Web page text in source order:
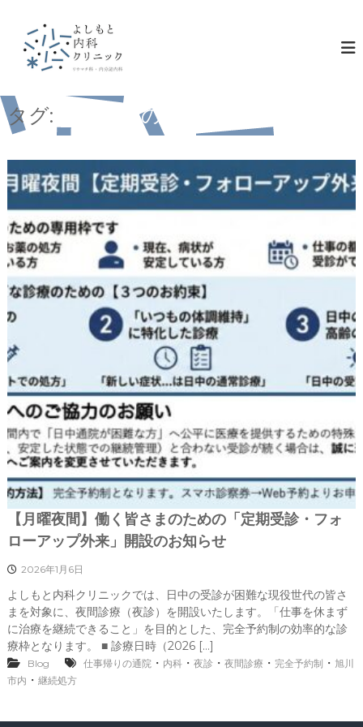
へ
ス
キ
プ
タグ: 仕事帰りの通院
【月曜夜間】働く皆さまのための「定期受診・フォ
ローアップ外来」開設のお知らせ
2026年1月6日
よしもと内科クリニックでは、日中の受診が困難な現役世代の皆さ
まを対象に、夜間診療（夜診）を開設いたします。「仕事を休まず
に治療を継続できること」を目的とした、完全予約制の効率的な診
療枠となります。 ■ 診療日時（2026 […]
Blog 仕事帰りの通院・ 内科・ 夜診・ 夜間診療 ・ 完全予約制 ・ 旭川
市内 ・ 継続処方